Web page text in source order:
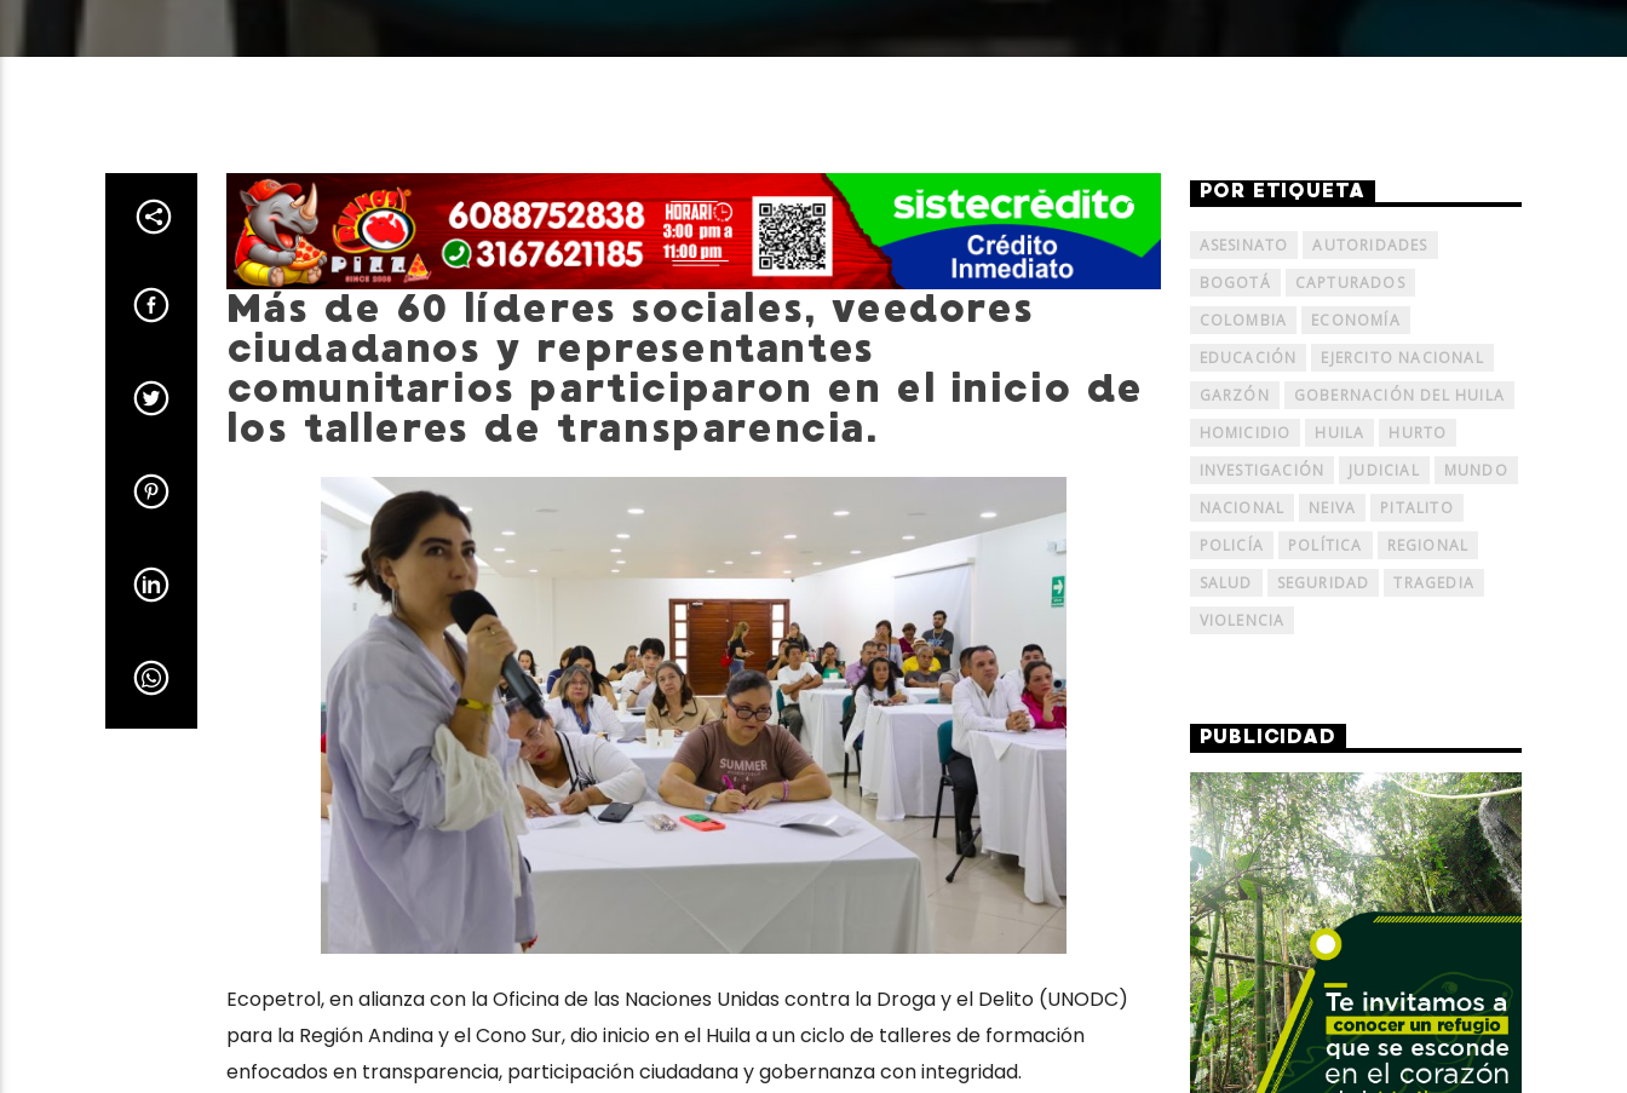
Más de 60 líderes sociales, veedores
ciudadanos y representantes
comunitarios participaron en el inicio de
los talleres de transparencia.
Ecopetrol, en alianza con la Oficina de las Naciones Unidas contra la Droga y el Delito (UNODC)
para la Región Andina y el Cono Sur, dio inicio en el Huila a un ciclo de talleres de formación
enfocados en transparencia, participación ciudadana y gobernanza con integridad.
POR ETIQUETA
ASESINATO
AUTORIDADES
BOGOTÁ
CAPTURADOS
COLOMBIA
ECONOMÍA
EDUCACIÓN
EJERCITO NACIONAL
GARZÓN
GOBERNACIÓN DEL HUILA
HOMICIDIO
HUILA
HURTO
INVESTIGACIÓN
JUDICIAL
MUNDO
NACIONAL
NEIVA
PITALITO
POLICÍA
POLÍTICA
REGIONAL
SALUD
SEGURIDAD
TRAGEDIA
VIOLENCIA
PUBLICIDAD